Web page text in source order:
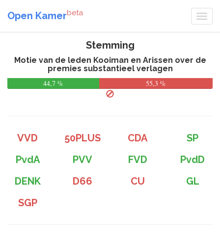
Open Kamerbeta
Stemming
Motie van de leden Kooiman en Arissen over de
premies substantieel verlagen
44,7 %
55,3 %
VVD 50PLUS CDA
SP
PvdA
PVV FVD
PvdD
DENK
D66 CU
GL
SGP